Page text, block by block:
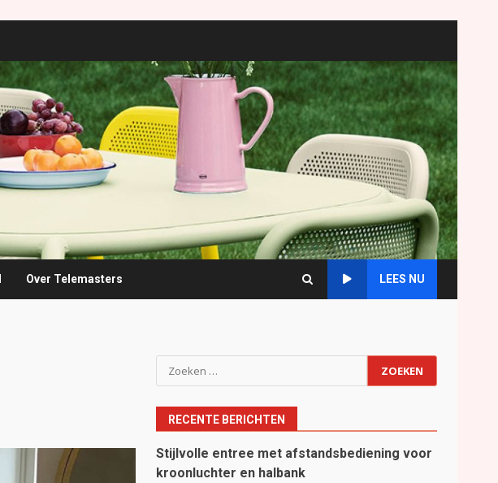
Over Telemasters LEES NU
Zoeken
naar:
RECENTE BERICHTEN
Stijlvolle entree met afstandsbediening voor
kroonluchter en halbank